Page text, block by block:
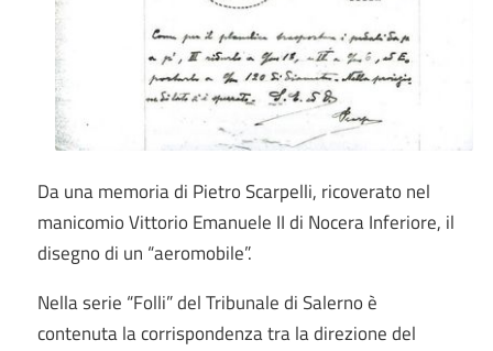
Da una memoria di Pietro Scarpelli, ricoverato nel
manicomio Vittorio Emanuele II di Nocera Inferiore, il
disegno di un “aeromobile”.
Nella serie “Folli” del Tribunale di Salerno è
contenuta la corrispondenza tra la direzione del